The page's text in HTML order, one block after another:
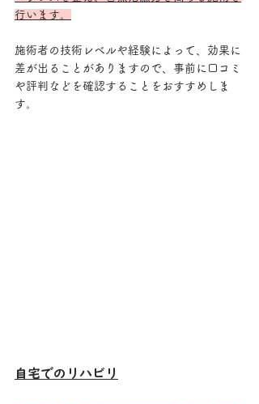
行います。
施術者の技術レベルや経験によって、効果に
差が出ることがありますので、事前に口コミ
や評判などを確認することをおすすめしま
す。
自宅でのリハビリ